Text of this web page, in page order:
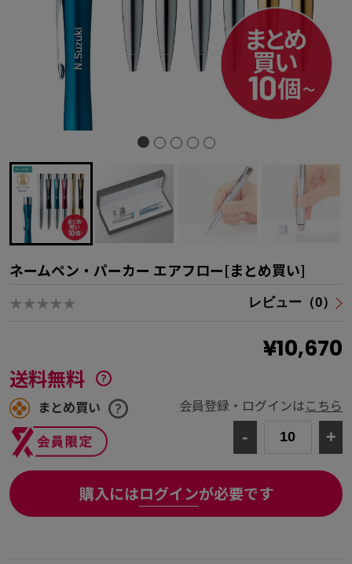
ネームペン・パーカー エアフロー[まとめ買い]
★★★★★ レビュー（0）
¥10,670
まとめ買い
送料無料
会員登録・ログインはこちら
- +
購入にはログインが必要です